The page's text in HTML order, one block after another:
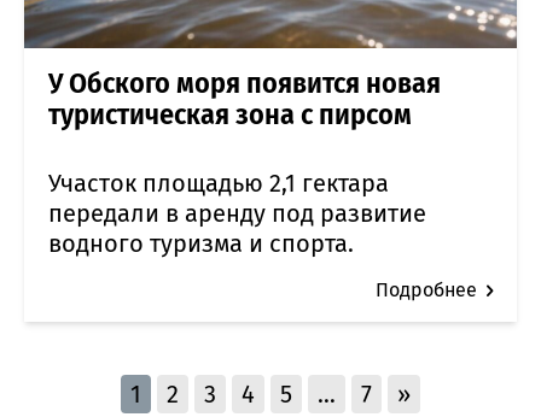
У Обского моря появится новая
туристическая зона с пирсом
Участок площадью 2,1 гектара
передали в аренду под развитие
водного туризма и спорта.
Подробнее
1 2 3 4 5 … 7 »